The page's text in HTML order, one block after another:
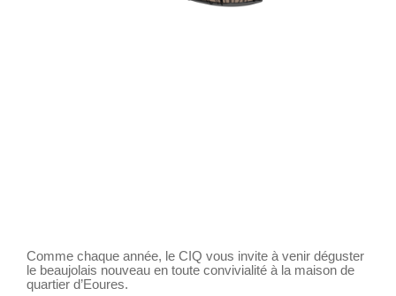
Comme chaque année, le CIQ vous invite à venir déguster
le beaujolais nouveau en toute convivialité à la maison de
quartier d’Eoures.